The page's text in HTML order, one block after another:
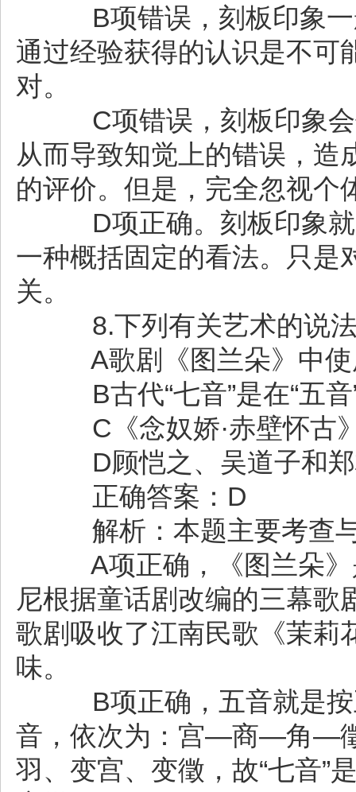
B项错误，刻板印象一
通过经验获得的认识是不可
对。
C项错误，刻板印象会
从而导致知觉上的错误，造
的评价。但是，完全忽视个
D项正确。刻板印象就
一种概括固定的看法。只是
关。
8.下列有关艺术的说法
A歌剧《图兰朵》中使
B古代“七音”是在“五音
C《念奴娇·赤壁怀古
D顾恺之、吴道子和郑
正确答案：D
解析：本题主要考查与
A项正确，《图兰朵》
尼根据童话剧改编的三幕歌
歌剧吸收了江南民歌《茉莉
味。
B项正确，五音就是按
音，依次为：宫—商—角—
羽、变宫、变徵，故“七音”